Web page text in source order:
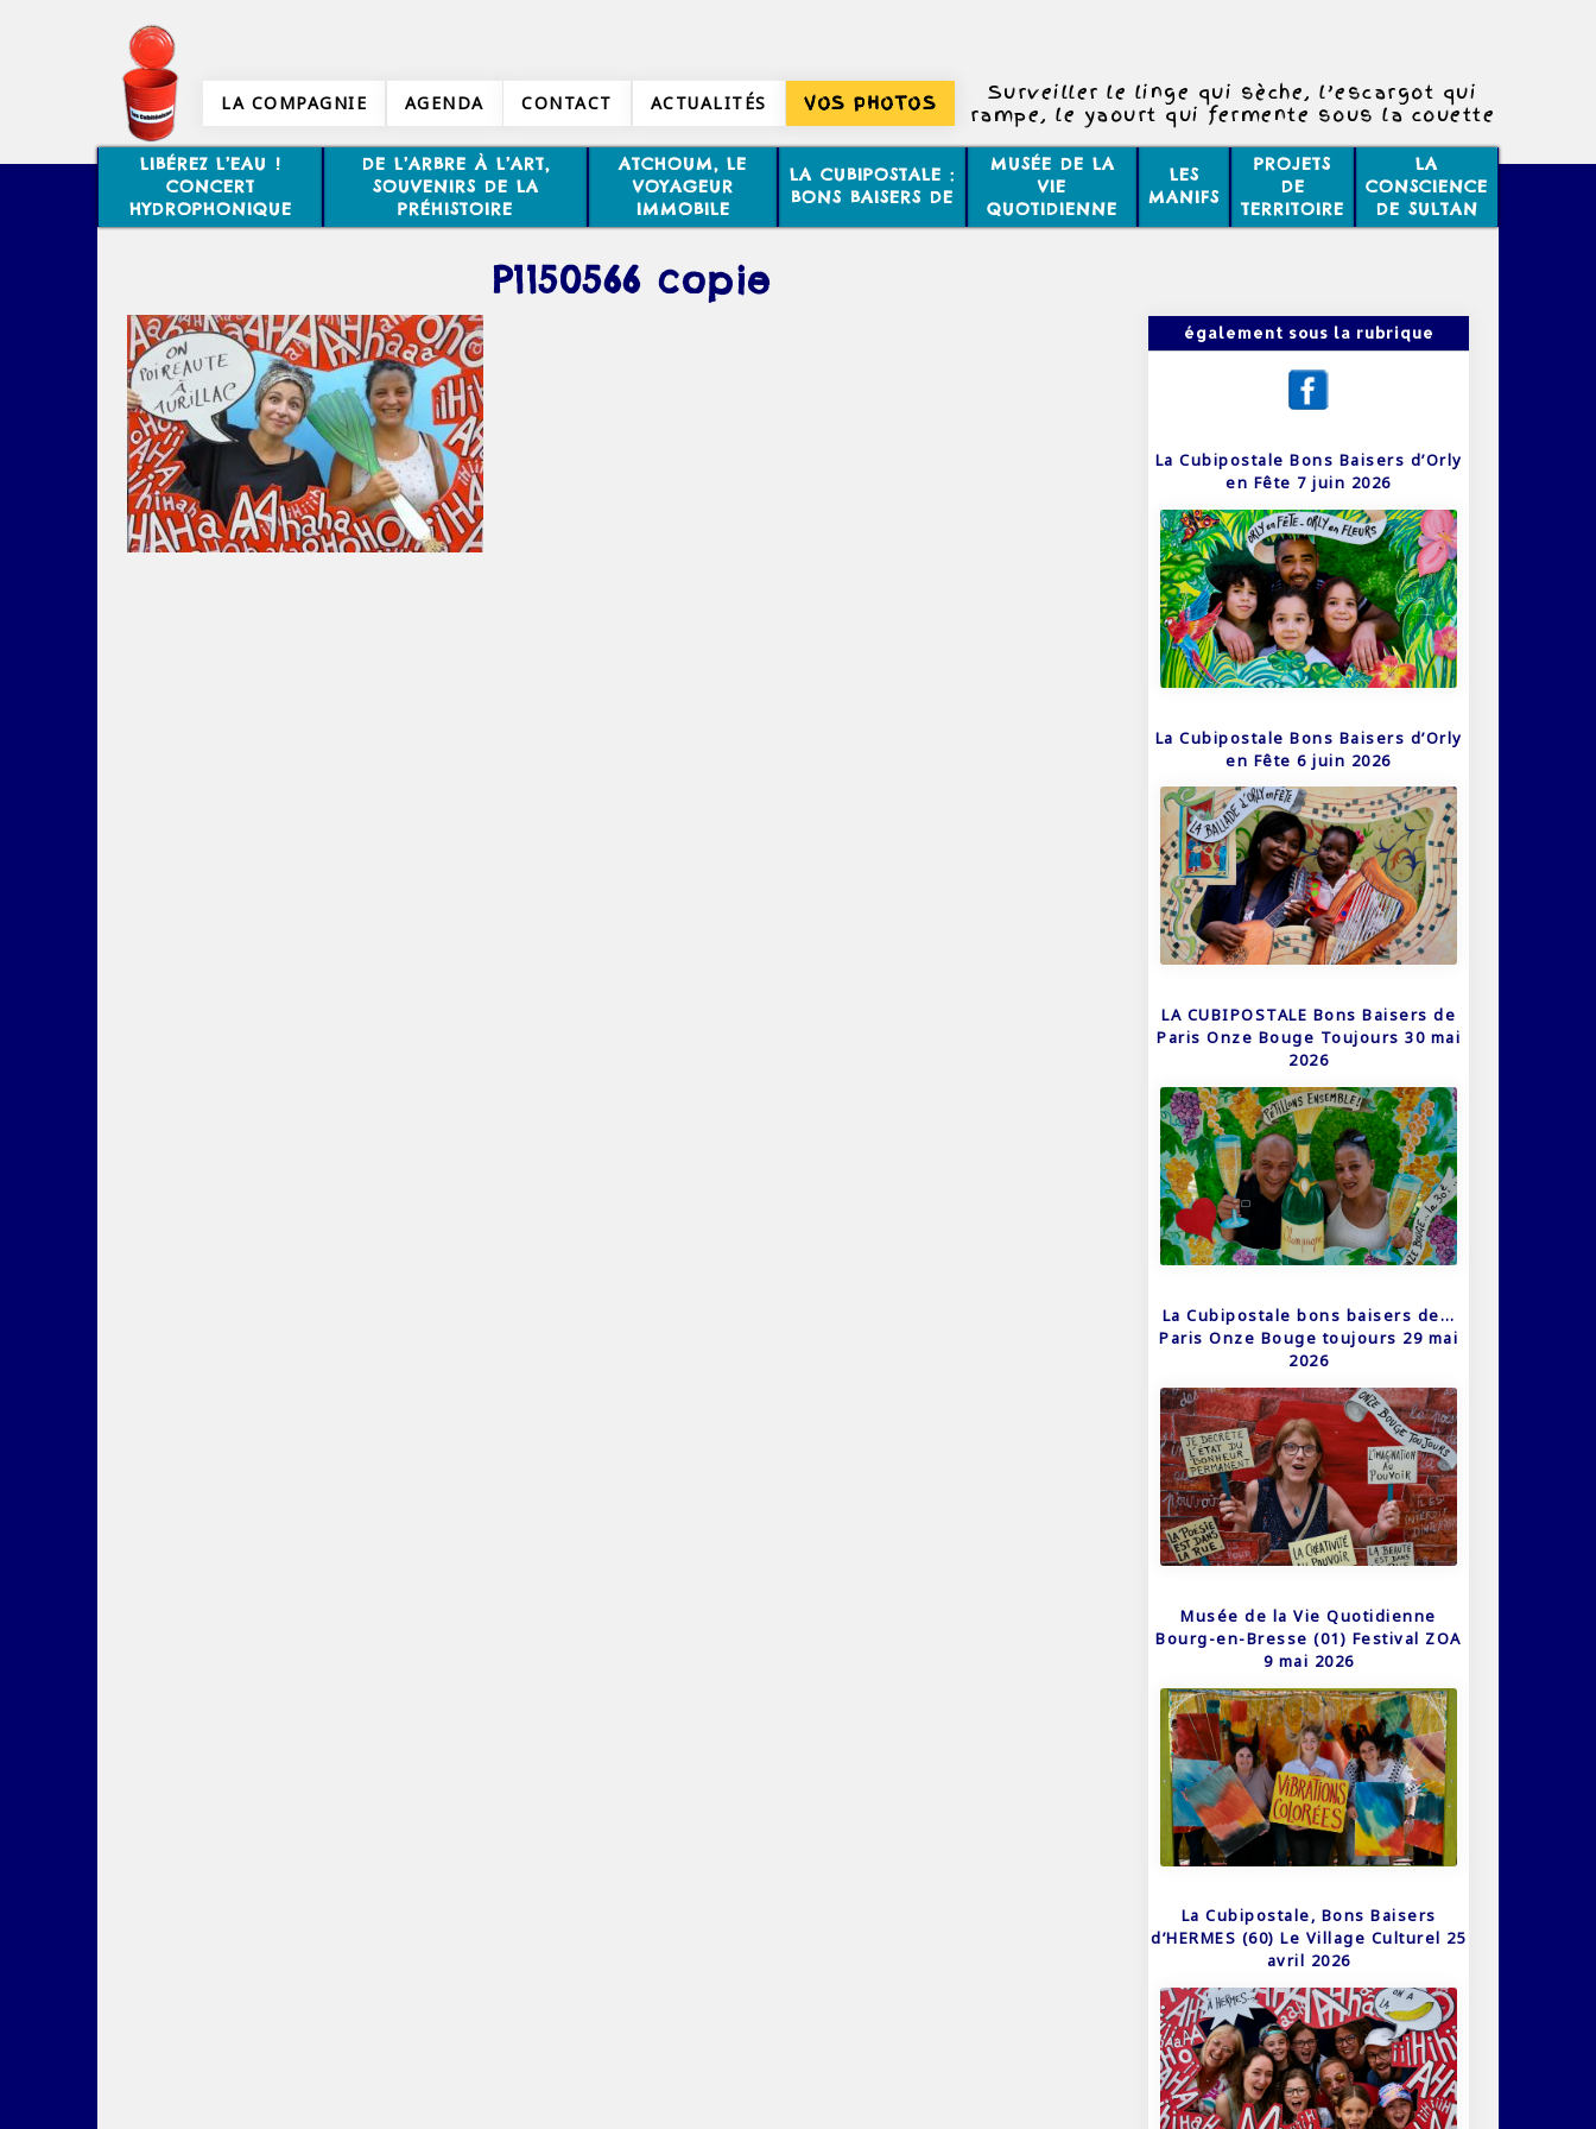
LA COMPAGNIE AGENDA CONTACT ACTUALITÉS VOS PHOTOS
Surveiller le linge qui sèche, l’escargot qui
rampe, le yaourt qui fermente sous la couette
et atteindre, de temps en temps, à la vacuité
d’un poil dans l’espace interplanétaire.
LIBÉREZ L’EAU !
CONCERT
HYDROPHONIQUE
DE L’ARBRE À L’ART,
SOUVENIRS DE LA
PRÉHISTOIRE
ATCHOUM, LE
VOYAGEUR
IMMOBILE
LA CUBIPOSTALE :
BONS BAISERS DE
MUSÉE DE LA
VIE
QUOTIDIENNE
LES
MANIFS
PROJETS
DE
TERRITOIRE
LA
CONSCIENCE
DE SULTAN
P1150566 copie
également sous la rubrique
La Cubipostale Bons Baisers d’Orly
en Fête 7 juin 2026
La Cubipostale Bons Baisers d’Orly
en Fête 6 juin 2026
LA CUBIPOSTALE Bons Baisers de
Paris Onze Bouge Toujours 30 mai
2026
La Cubipostale bons baisers de…
Paris Onze Bouge toujours 29 mai
2026
Musée de la Vie Quotidienne
Bourg-en-Bresse (01) Festival ZOA
9 mai 2026
La Cubipostale, Bons Baisers
d’HERMES (60) Le Village Culturel 25
avril 2026